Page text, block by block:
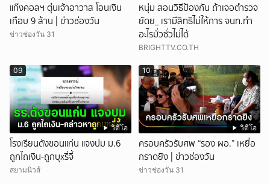
แก๊งคอลฯ ตุ๋นเจ้าอาวาส โอนเงิน
เกือบ 9 ล้าน | ข่าวช่องวัน
ข่าวช่องวัน 31
หนุ่ม สอนวิธีป้องกัน ถ้าเจอตำรวจ
ยัดย_ เรามีสิทธิไม่ให้การ จนท.ทำ
อะไรมั่วซั่วไม่ได้
BRIGHTTV.CO.TH
วิดีโอ
09
โรงเรียนดังขอนแก่น แจงปม ม.6
ถูกไถเงิน-ถูกบุxรี่จี้
สยามนิวส์
วิดีโอ
10
ครอบครัวรับศพ “รอง ผอ.” เหยื่อ
กราดยิง | ข่าวช่องวัน
ข่าวช่องวัน 31